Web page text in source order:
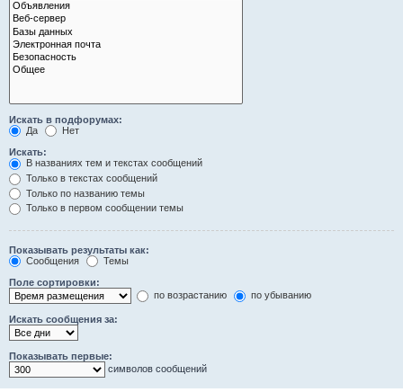
Искать в подфорумах:
Да
Нет
Искать:
В названиях тем и текстах сообщений
Только в текстах сообщений
Только по названию темы
Только в первом сообщении темы
Показывать результаты как:
Сообщения
Темы
Поле сортировки:
по возрастанию
по убыванию
Искать сообщения за:
Показывать первые:
символов сообщений